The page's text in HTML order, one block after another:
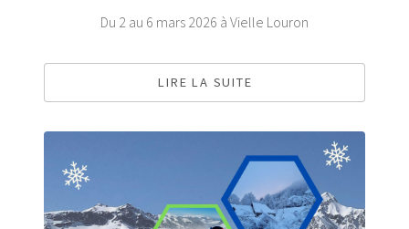
Du 2 au 6 mars 2026 à Vielle Louron
LIRE LA SUITE